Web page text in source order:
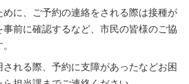
めに、ご予約の連絡をされる際は接種が
前に確認するなど、市民の皆様のご協
れる際、予約に支障があったなどお困